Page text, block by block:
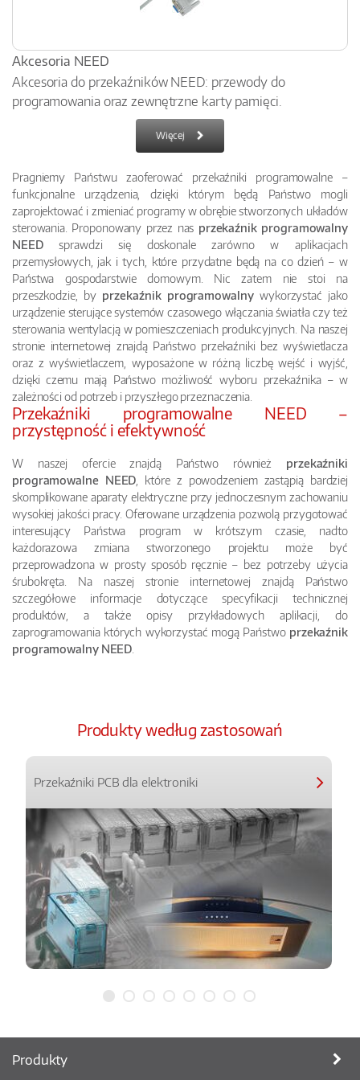
Akcesoria NEED
Akcesoria do przekaźników NEED: przewody do
programowania oraz zewnętrzne karty pamięci.
Więcej
Pragniemy Państwu zaoferować przekaźniki programowalne –
funkcjonalne urządzenia, dzięki którym będą Państwo mogli
zaprojektować i zmieniać programy w obrębie stworzonych układów
sterowania. Proponowany przez nas przekaźnik programowalny
NEEDsprawdzi się doskonale zarówno w aplikacjach
przemysłowych, jak i tych, które przydatne będą na co dzień – w
Państwa gospodarstwie domowym. Nic zatem nie stoi na
przeszkodzie, by przekaźnik programowalnywykorzystać jako
urządzenie sterujące systemów czasowego włączania światła czy też
sterowania wentylacją w pomieszczeniach produkcyjnych. Na naszej
stronie internetowej znajdą Państwo przekaźniki bez wyświetlacza
oraz z wyświetlaczem, wyposażone w różną liczbę wejść i wyjść,
dzięki czemu mają Państwo możliwość wyboru przekaźnika – w
zależności od potrzeb i przyszłego przeznaczenia.
Przekaźniki programowalne NEED –
przystępność i efektywność
W naszej ofercie znajdą Państwo również przekaźniki
programowalne NEED , które z powodzeniem zastąpią bardziej
skomplikowane aparaty elektryczne przy jednoczesnym zachowaniu
wysokiej jakości pracy. Oferowane urządzenia pozwolą przygotować
interesujący Państwa program w krótszym czasie, nadto
każdorazowa zmiana stworzonego projektu może być
przeprowadzona w prosty sposób ręcznie – bez potrzeby użycia
śrubokręta. Na naszej stronie internetowej znajdą Państwo
szczegółowe informacje dotyczące specyfikacji technicznej
produktów, a także opisy przykładowych aplikacji, do
zaprogramowania których wykorzystać mogą Państwo przekaźnik
programowalny NEED
Produkty według zastosowań
Przekaźniki PCB dla elektroniki
Produkty